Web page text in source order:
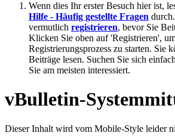
Wenn dies Ihr erster Besuch hier ist,
Hilfe - Häufig gestellte Fragen
vermutlich registrieren, bevor Sie
Klicken Sie oben auf 'Registrieren',
Registrierungsprozess zu starten. Sie
Beiträge lesen. Suchen Sie sich
Sie am meisten interessiert.
vBulletin-
Dieser Inhalt wird vom Mobile-Style leider